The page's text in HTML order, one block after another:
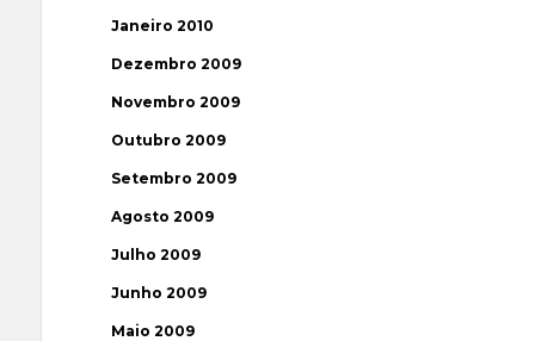
Janeiro 2010
Dezembro 2009
Novembro 2009
Outubro 2009
Setembro 2009
Agosto 2009
Julho 2009
Junho 2009
Maio 2009